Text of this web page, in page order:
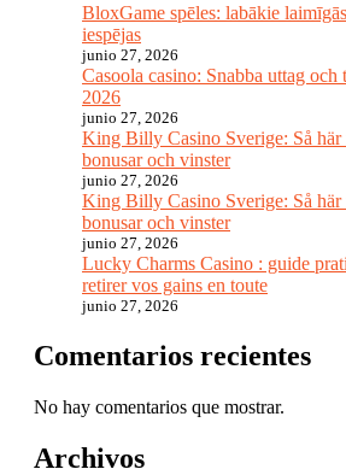
BloxGame spēles: labākie
iespējas
junio 27, 2026
Casoola casino: Snabba uttag och
2026
junio 27, 2026
King Billy Casino Sverige: Så här
bonusar och vinster
junio 27, 2026
King Billy Casino Sverige: Så här
bonusar och vinster
junio 27, 2026
Lucky Charms Casino : guide
retirer vos gains en toute
junio 27, 2026
Comentarios recientes
No hay comentarios que mostrar.
Archivos